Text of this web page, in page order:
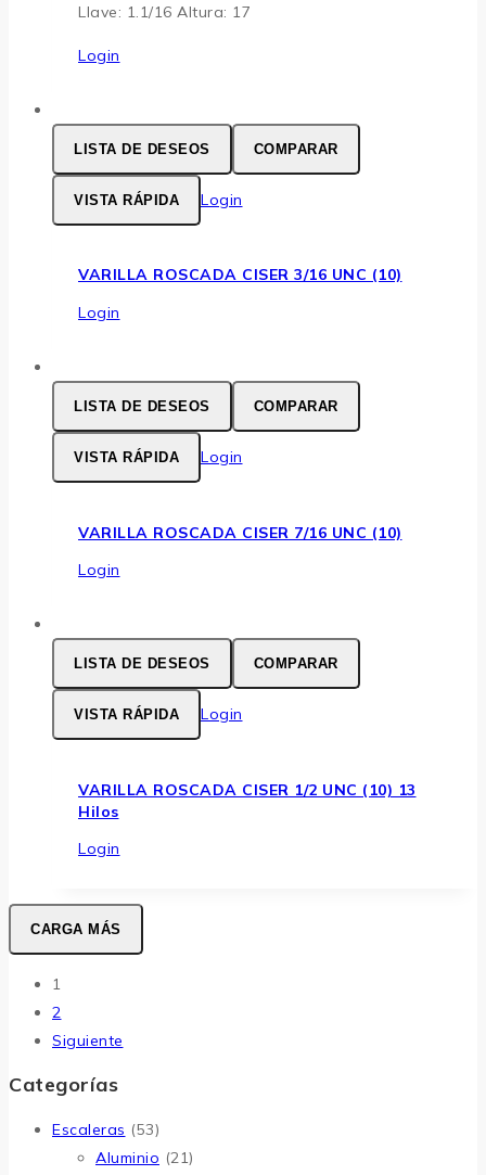
Llave: 1.1/16 Altura: 17
Login
LISTA DE DESEOS COMPARAR
VISTA RÁPIDA Login
VARILLA ROSCADA CISER 3/16 UNC (10)
Login
LISTA DE DESEOS COMPARAR
VISTA RÁPIDA Login
VARILLA ROSCADA CISER 7/16 UNC (10)
Login
LISTA DE DESEOS COMPARAR
VISTA RÁPIDA Login
VARILLA ROSCADA CISER 1/2 UNC (10) 13
Hilos
Login
CARGA MÁS
1
2
Siguiente
Categorías
Escaleras (53)
Aluminio (21)